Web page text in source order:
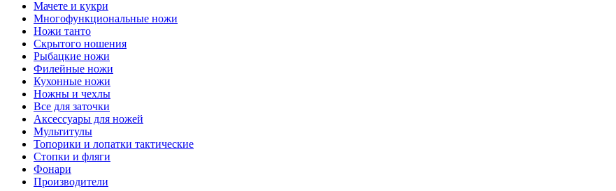
Мачете и кукри
Многофункциональные ножи
Ножи танто
Скрытого ношения
Рыбацкие ножи
Филейные ножи
Кухонные ножи
Ножны и чехлы
Все для заточки
Аксессуары для ножей
Мультитулы
Топорики и лопатки тактические
Стопки и фляги
Фонари
Производители